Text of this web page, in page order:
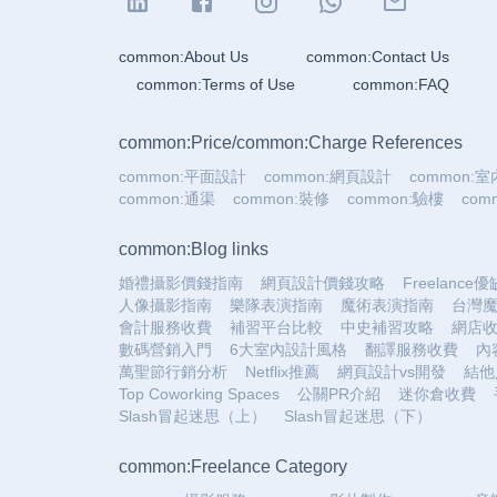
common:About Us
common:Contact Us
common:Terms of Use
common:FAQ
common:Price/common:Charge References
common:平面設計 common:網頁設計
common:室
common:通渠
common:裝修 common:驗樓
common:Blog links
婚禮攝影價錢指南 網頁設計價錢攻略
Freelance優
人像攝影指南
樂隊表演指南 魔術表演指南
台灣
會計服務收費
補習平台比較 中史補習攻略
網店
數碼營銷入門
6大室內設計風格 翻譯服務收費
內
萬聖節行銷分析
Netflix推薦 網頁設計vs開發
結
Top Coworking Spaces
公關PR介紹 迷你倉收費
Slash冒起迷思（上）
Slash冒起迷思（下）
common:Freelance Category